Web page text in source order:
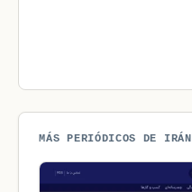
MÁS PERIÓDICOS DE IRÁN